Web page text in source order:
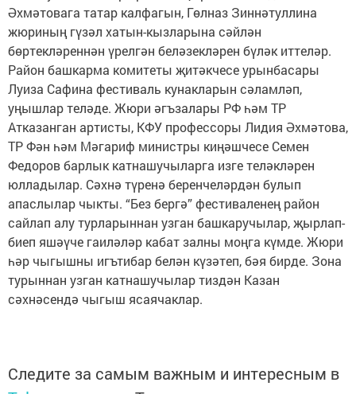
Әхмәтовага татар калфагын, Гөлназ Зиннәтуллина
жюриның гүзәл хатын-кызларына сәйлән
бөртекләреннән үрелгән беләзекләрен бүләк иттеләр.
Район башкарма комитеты җитәкчесе урынбасары
Луиза Сафина фестиваль кунакларын сәламләп,
уңышлар теләде. Жюри әгъзалары РФ һәм ТР
Атказанган артисты, КФУ профессоры Лидия Әхмәтова,
ТР Фән һәм Мәгариф министры киңәшчесе Семен
Федоров барлык катнашучыларга изге теләкләрен
юлладылар. Сәхнә түренә беренчеләрдән булып
апаслылар чыкты. “Без бергә” фестиваленең район
сайлап алу турларыннан узган башкаручылар, җырлап-
биеп яшәүче гаиләләр кабат залны моңга күмде. Жюри
һәр чыгышны игътибар белән күзәтеп, бәя бирде. Зона
турыннан узган катнашучылар тиздән Казан
сәхнәсендә чыгыш ясаячаклар.
Следите за самым важным и интересным в